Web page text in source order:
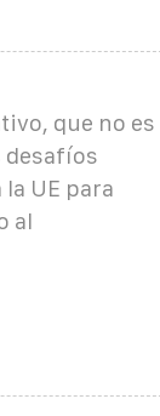
que no es
desafíos
UE para
al